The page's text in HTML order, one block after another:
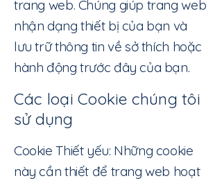
trang web. Chúng giúp trang web
nhận dạng thiết bị của bạn và
lưu trữ thông tin về sở thích hoặc
hành động trước đây của bạn.
Các loại Cookie chúng tôi
sử dụng
Cookie Thiết yếu: Những cookie
này cần thiết để trang web hoạt